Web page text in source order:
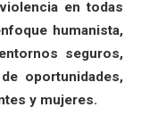
en todas
humanista,
seguros,
oportunidades,
y mujeres.